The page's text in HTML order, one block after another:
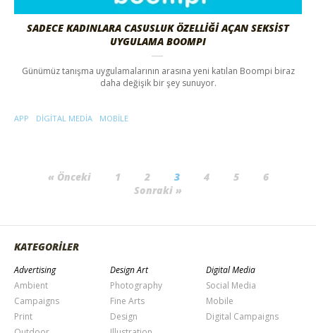
SADECE KADINLARA CASUSLUK ÖZELLİĞİ AÇAN SEKSİST
UYGULAMA BOOMPI
Günümüz tanışma uygulamalarının arasına yeni katılan Boompi biraz
daha değişik bir şey sunuyor.
APP DIGITAL MEDIA MOBILE
« Önceki 1 2 3 4 5
6
Sonraki »
KATEGORİLER
Advertising
Ambient
Campaigns
Print
Design Art
Photography
Fine Arts
Design
Digital Media
Social Media
Mobile
Digital Campaigns